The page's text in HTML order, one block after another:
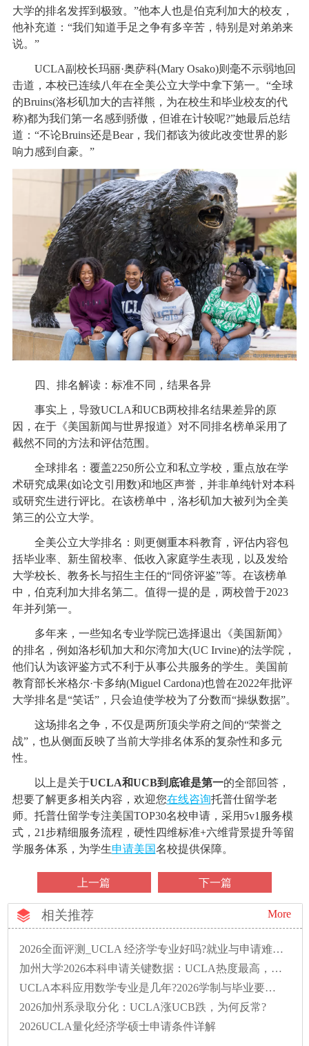
大学的排名发挥到极致。”他本人也是伯克利加大的校友，
他补充道：“我们知道手足之争有多辛苦，特别是对弟弟来
说。”
UCLA副校长玛丽·奥萨科(Mary Osako)则毫不示弱地回
击道，本校已连续八年在全美公立大学中拿下第一。“全球
的Bruins(洛杉矶加大的吉祥熊，为在校生和毕业校友的代
称)都为我们第一名感到骄傲，但谁在计较呢?”她最后总结
道：“不论Bruins还是Bear，我们都该为彼此改变世界的影
响力感到自豪。”
四、排名解读：标准不同，结果各异
事实上，导致UCLA和UCB两校排名结果差异的原
因，在于《美国新闻与世界报道》对不同排名榜单采用了
截然不同的方法和评估范围。
全球排名：覆盖2250所公立和私立学校，重点放在学
术研究成果(如论文引用数)和地区声誉，并非单纯针对本科
或研究生进行评比。在该榜单中，洛杉矶加大被列为全美
第三的公立大学。
全美公立大学排名：则更侧重本科教育，评估内容包
括毕业率、新生留校率、低收入家庭学生表现，以及发给
大学校长、教务长与招生主任的“同侪评鉴”等。在该榜单
中，伯克利加大排名第二。值得一提的是，两校曾于2023
年并列第一。
多年来，一些知名专业学院已选择退出《美国新闻》
的排名，例如洛杉矶加大和尔湾加大(UC Irvine)的法学院，
他们认为该评鉴方式不利于从事公共服务的学生。美国前
教育部长米格尔·卡多纳(Miguel Cardona)也曾在2022年批评
大学排名是“笑话”，只会迫使学校为了分数而“操纵数据”。
这场排名之争，不仅是两所顶尖学府之间的“荣誉之
战”，也从侧面反映了当前大学排名体系的复杂性和多元
性。
以上是关于UCLA和UCB到底谁是第一的全部回答，
想要了解更多相关内容，欢迎您在线咨询托普仕留学老
师。托普仕留学专注美国TOP30名校申请，采用5v1服务模
式，21步精细服务流程，硬性四维标准+六维背景提升等留
学服务体系，为学生申请美国名校提供保障。
上一篇 下一篇
相关推荐 More
2026全面评测_UCLA 经济学专业好吗?就业与申请难度详解?
加州大学2026本科申请关键数据：UCLA热度最高，国际生最爱UCSD!
UCLA本科应用数学专业是几年?2026学制与毕业要求详解
2026加州系录取分化：UCLA涨UCB跌，为何反常?
2026UCLA量化经济学硕士申请条件详解